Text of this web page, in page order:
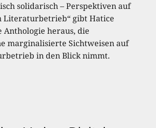
solidarisch – Perspektiven auf
Literaturbetrieb“ gibt Hatice
Anthologie heraus, die
marginalisierte Sichtweisen auf
in den Blick nimmt.